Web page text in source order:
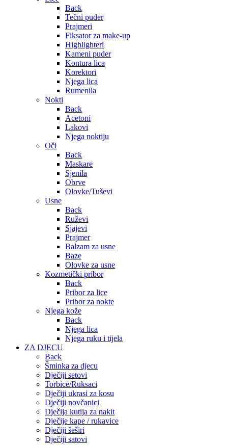
Back
Tečni puder
Prajmeri
Fiksator za make-up
Highlighteri
Kameni puder
Kontura lica
Korektori
Njega lica
Rumenila
Nokti
Back
Acetoni
Lakovi
Njega noktiju
Oči
Back
Maskare
Sjenila
Obrve
Olovke/Tuševi
Usne
Back
Ruževi
Sjajevi
Prajmer
Balzam za usne
Baze
Olovke za usne
Kozmetički pribor
Back
Pribor za lice
Pribor za nokte
Njega kože
Back
Njega lica
Njega ruku i tijela
ZA DJECU
Back
Šminka za djecu
Dječiji setovi
Torbice/Ruksaci
Dječiji ukrasi za kosu
Dječiji novčanici
Dječija kutija za nakit
Dječije kape / rukavice
Dječiji šeširi
Dječiji satovi